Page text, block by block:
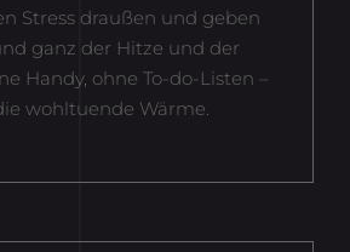
Stress draußen und geben
ganz der Hitze und der
Handy, ohne To-do-Listen –
wohltuende Wärme.